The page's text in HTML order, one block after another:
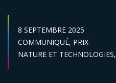
DATE DE PUBLICATION :
8 SEPTEMBRE 2025
Catégories :
COMMUNIQUÉ, PRIX
Secteur :
NATURE ET TECHNOLOGIES,